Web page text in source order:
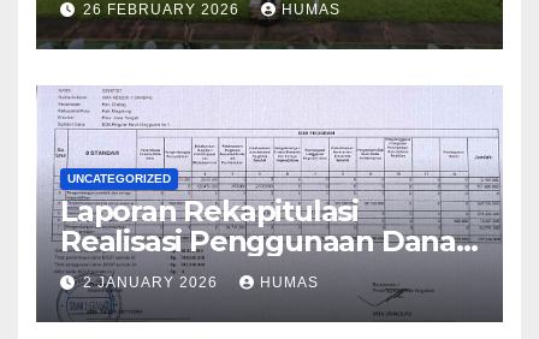
26 FEBRUARY 2026 HUMAS
UNCATEGORIZED
Laporan Rekapitulasi
Realisasi Penggunaan Dana
BOS Reguler Tahap 2 Tahun
2025
2 JANUARY 2026 HUMAS